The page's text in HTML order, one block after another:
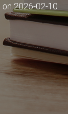
on 2026-02-10